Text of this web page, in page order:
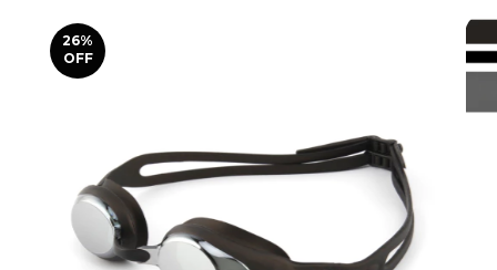
26%
OFF